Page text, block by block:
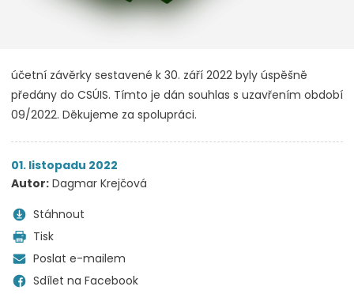
účetní závěrky sestavené k 30. září 2022 byly úspěšně
předány do CSÚIS. Tímto je dán souhlas s uzavřením období
09/2022. Děkujeme za spolupráci.
01. listopadu 2022
Autor: Dagmar Krejčová
Stáhnout
Tisk
Poslat e-mailem
Sdílet na Facebook